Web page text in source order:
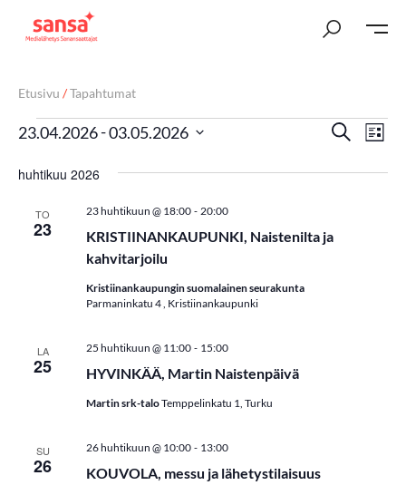
Etusivu /Tapahtumat
T
a
a
Etsi
Lista
23.04.2026 - 03.05.2026
päivä.
huhtikuu 2026
TO
23
KRISTIINANKAUPUNKI, Naistenilta ja
kahvitarjoilu
23 huhtikuun @ 18:00 - 20:00
Kristiinankaupungin suomalainen seurakunta
Parmaninkatu 4 , Kristiinankaupunki
LA
25 HYVINKÄÄ, Martin Naistenpäivä
25 huhtikuun @ 11:00 - 15:00
Martin srk-taloTemppelinkatu 1, Turku
SU
26
KOUVOLA, messu ja lähetystilaisuus
26 huhtikuun @ 10:00 - 13:00